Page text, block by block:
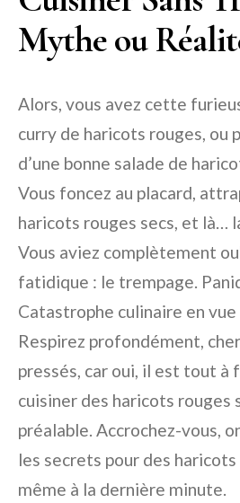
Mythe ou
Alors, vous avez cette
curry de haricots rouges, ou
d’une bonne salade de
Vous foncez au placard,
haricots rouges secs, et là…
Vous aviez complètement
fatidique : le trempage.
Catastrophe culinaire en vue
Respirez profondément,
pressés, car oui, il est tout à
cuisiner des haricots rouges
préalable. Accrochez-vous,
les secrets pour des
même à la dernière minute.